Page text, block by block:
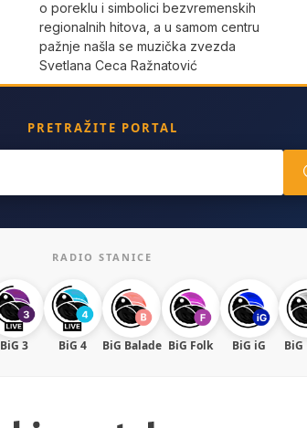
o poreklu i simbolici bezvremenskih
regionalnih hitova, a u samom centru
pažnje našla se muzička zvezda
Svetlana Ceca Ražnatović
PRETRAŽITE PORTAL
RADIO STANICE
BiG 3 BiG 4 BiG Balade BiG Folk BiG iG BiG